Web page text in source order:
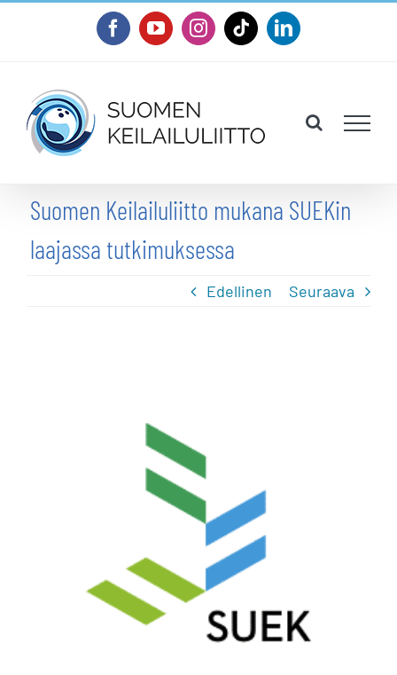
FacebookYouTubeInstagram
TiktokLinkedIn
Suomen Keilailuliitto mukana SUEKin
laajassa tutkimuksessa
Edellinen Seuraava